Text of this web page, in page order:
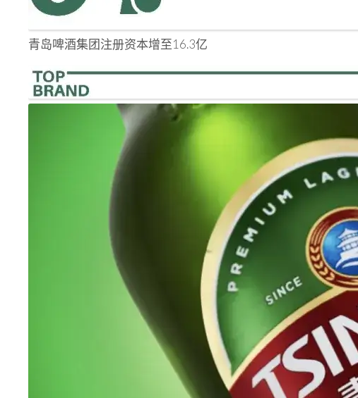
青岛啤酒集团注册资本增至16.3亿